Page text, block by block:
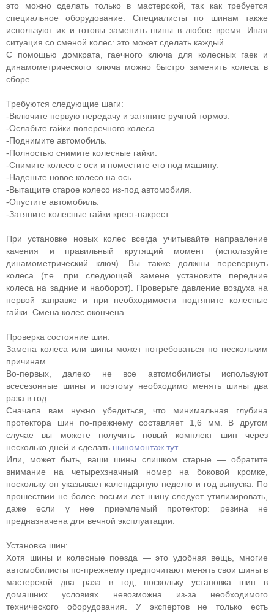
это можно сделать только в мастерской, так как требуется
специальное оборудование. Специалисты по шинам также
используют их и готовы заменить шины в любое время. Иная
ситуация со сменой колес: это может сделать каждый.
С помощью домкрата, гаечного ключа для колесных гаек и
динамометрического ключа можно быстро заменить колеса в
сборе.
Требуются следующие шаги:
-Включите первую передачу и затяните ручной тормоз.
-Ослабьте гайки поперечного колеса.
-Поднимите автомобиль.
-Полностью снимите колесные гайки.
-Снимите колесо с оси и поместите его под машину.
-Наденьте новое колесо на ось.
-Вытащите старое колесо из-под автомобиля.
-Опустите автомобиль.
-Затяните колесные гайки крест-накрест.
При установке новых колес всегда учитывайте направление
качения и правильный крутящий момент (используйте
динамометрический ключ). Вы также должны перевернуть
колеса (т.е. при следующей замене установите передние
колеса на задние и наоборот). Проверьте давление воздуха на
первой заправке и при необходимости подтяните колесные
гайки. Смена колес окончена.
Проверка состояние шин:
Замена колеса или шины может потребоваться по нескольким
причинам.
Во-первых, далеко не все автомобилисты используют
всесезонные шины и поэтому необходимо менять шины два
раза в год.
Сначала вам нужно убедиться, что минимальная глубина
протектора шин по-прежнему составляет 1,6 мм. В другом
случае вы можете получить новый комплект шин через
несколько дней и сделать шиномонтаж тут.
Или, может быть, ваши шины слишком старые — обратите
внимание на четырехзначный номер на боковой кромке,
поскольку он указывает календарную неделю и год выпуска. По
прошествии не более восьми лет шину следует утилизировать,
даже если у нее приемлемый протектор: резина не
предназначена для вечной эксплуатации.
Установка шин:
Хотя шины и колесные поезда — это удобная вещь, многие
автомобилисты по-прежнему предпочитают менять свои шины в
мастерской два раза в год, поскольку установка шин в
домашних условиях невозможна из-за необходимого
технического оборудования. У экспертов не только есть